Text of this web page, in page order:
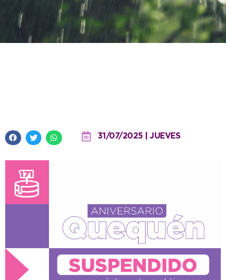
31/07/2025 | JUEVES